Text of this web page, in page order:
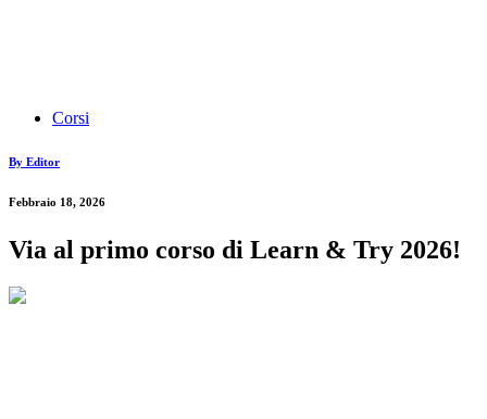
Corsi
By Editor
Febbraio 18, 2026
Via al primo corso di Learn & Try 2026!